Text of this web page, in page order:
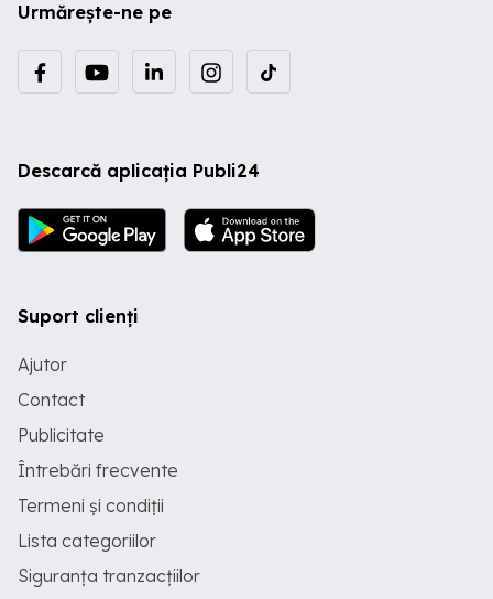
Urmărește-ne pe
Descarcă aplicația Publi24
Suport clienți
Ajutor
Contact
Publicitate
Întrebări frecvente
Termeni și condiții
Lista categoriilor
Siguranța tranzacțiilor